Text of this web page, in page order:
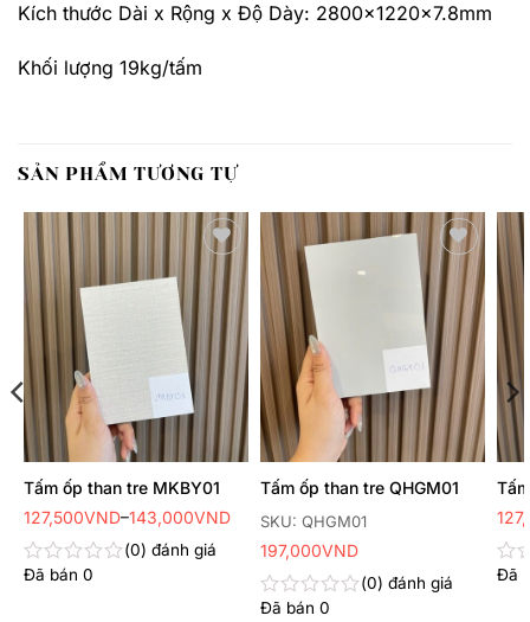
Kích thước Dài x Rộng x Độ Dày: 2800x1220x7.8mm
Khối lượng 19kg/tấm
SẢN PHẨM TƯƠNG TỰ
Thêm
yêu
thích
Tấm ốp than tre MKBY01
Được
0
đánh giá
Đã bán 0
127,500VND–143,000VND
Khoảng
từ
127,500VND
đến
Thêm
yêu
thích
SKU: QHGM01
Tấm ốp than tre QHGM01
Được
0
đánh giá
Đã bán 0
197,000VND
Đã
giá:
từ
đến